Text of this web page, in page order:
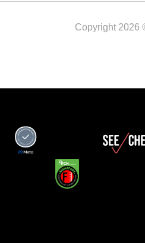
Copyright 2026